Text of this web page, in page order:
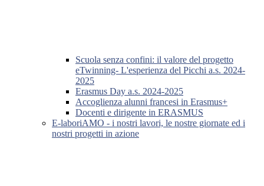
Scuola senza confini: il valore del progetto
eTwinning- L'esperienza del Picchi a.s. 2024-
2025
Erasmus Day a.s. 2024-2025
Accoglienza alunni francesi in Erasmus+
Docenti e dirigente in ERASMUS
E-laboriAMO - i nostri lavori, le nostre giornate ed i
nostri progetti in azione